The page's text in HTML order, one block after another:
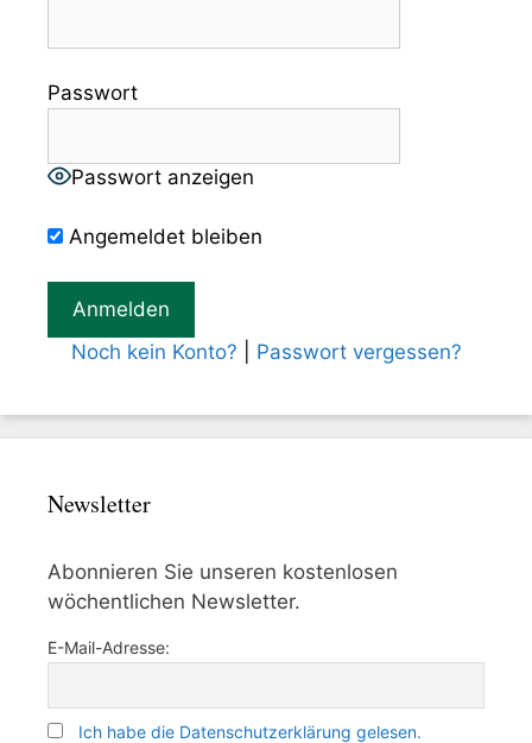
Passwort
Passwort anzeigen
Angemeldet bleiben
Noch kein Konto? Passwort vergessen?
Newsletter
Abonnieren Sie unseren kostenlosen
wöchentlichen Newsletter.
E-Mail-Adresse:
Ich habe die Datenschutzerklärung gelesen.